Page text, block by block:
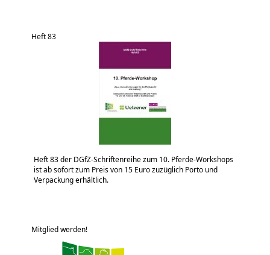
Heft 83
Heft 83 der DGfZ-Schriftenreihe zum 10. Pferde-Workshops
ist ab sofort zum Preis von 15 Euro zuzüglich Porto und
Verpackung erhältlich.
Mitglied werden!